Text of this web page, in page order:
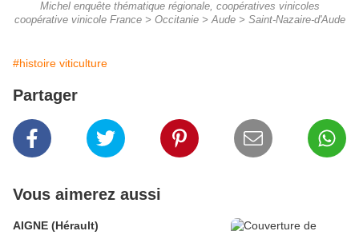
Michel enquête thématique régionale, coopératives vinicoles
coopérative vinicole France > Occitanie > Aude > Saint-Nazaire-d'Aude
#histoire viticulture
Partager
Vous aimerez aussi
AIGNE (Hérault)